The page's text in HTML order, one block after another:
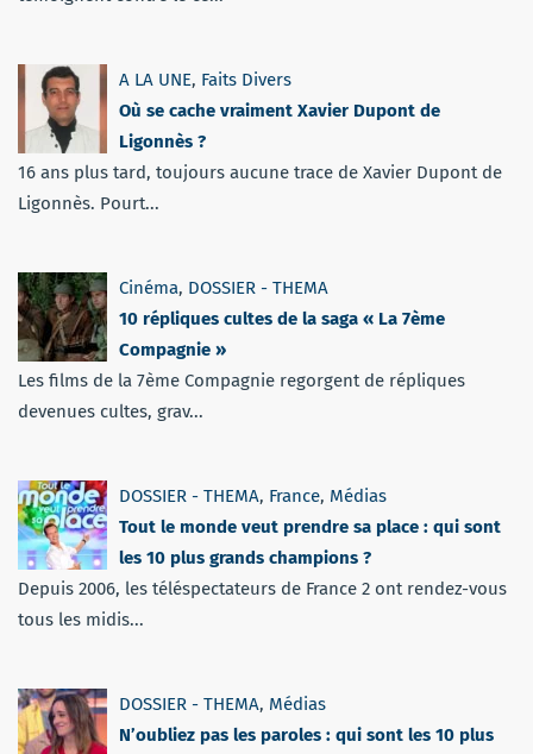
A LA UNE, Faits Divers
Où se cache vraiment Xavier Dupont de
Ligonnès ?
16 ans plus tard, toujours aucune trace de Xavier Dupont de
Ligonnès. Pourt...
Cinéma, DOSSIER - THEMA
10 répliques cultes de la saga « La 7ème
Compagnie »
Les films de la 7ème Compagnie regorgent de répliques
devenues cultes, grav...
DOSSIER - THEMA, France, Médias
Tout le monde veut prendre sa place : qui sont
les 10 plus grands champions ?
Depuis 2006, les téléspectateurs de France 2 ont rendez-vous
tous les midis...
DOSSIER - THEMA, Médias
N’oubliez pas les paroles : qui sont les 10 plus